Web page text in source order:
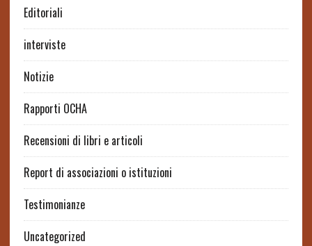
Editoriali
interviste
Notizie
Rapporti OCHA
Recensioni di libri e articoli
Report di associazioni o istituzioni
Testimonianze
Uncategorized